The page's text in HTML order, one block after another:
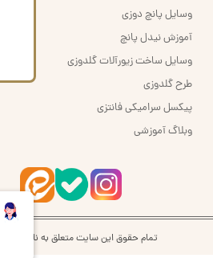
تمام حقوق این سایت متعلق به نام اُرشُمی | orshomi می‌باشد.
وسایل پانچ دوزی
آموزش نیدل پانچ
وسایل ساخت زیورآلات گلدوزی
طرح گلدوزی
پیکسل سرامیکی فانتزی
وبلاگ آموزشی